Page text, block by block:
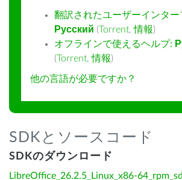
翻訳されたユーザーインター
Русский (Torrent,情報)
オフラインで使えるヘルプ:
(Torrent,情報)
他の言語が必要ですか？
SDKとソースコード
SDKのダウンロード
LibreOffice_26.2.5_Linux_x86-